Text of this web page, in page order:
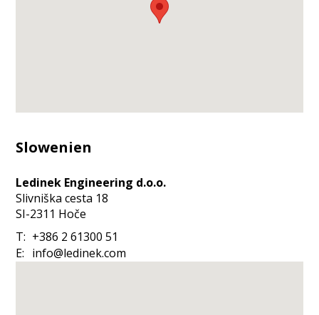
Slowenien
Ledinek Engineering d.o.o.
Slivniška cesta 18
SI-2311 Hoče
T: +386 2 61300 51
E: info@ledinek.com